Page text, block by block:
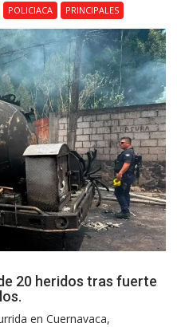
POLICIACA PRINCIPALES
20 heridos tras fuerte
en Cuernavaca,